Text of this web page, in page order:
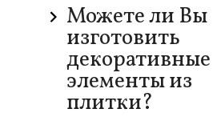
Можете ли Вы
изготовить
декоративные
элементы из
плитки?